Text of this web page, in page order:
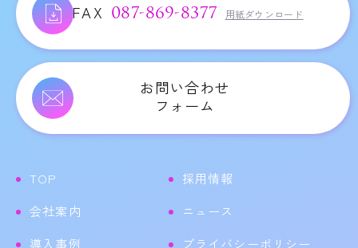
FAX 087-869-8377 用紙ダウンロード
お問い合わせ
フォーム
TOP
会社案内
導入事例
採用情報
ニュース
プライバシーポリシー